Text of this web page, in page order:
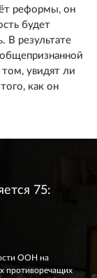
реформы, он
будет
В результате
увидят ли
как он
75:
ООН на
противоречащих